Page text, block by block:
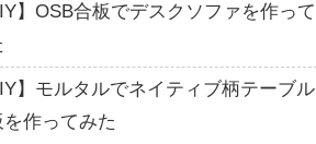
】OSB合板でデスクソファを作って
】モルタルでネイティブ柄テーブル
作ってみた